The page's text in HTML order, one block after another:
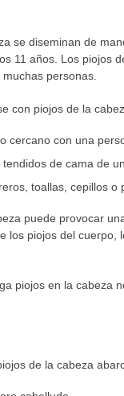
se diseminan de
11 años. Los piojos
personas.
con piojos de la
cercano con una
de cama de
toallas, cepillos o
puede provocar
los piojos del
piojos en la cabeza
de la cabeza